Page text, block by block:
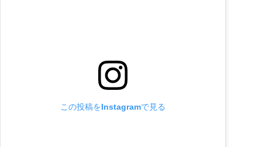
この投稿をInstagramで見る